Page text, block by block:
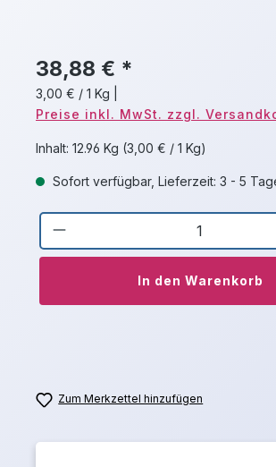
38,88 € *
3,00 € / 1 Kg
Preise inkl. MwSt. zzgl.
Inhalt: 12.96 Kg (3,00 € / 1 Kg)
Sofort verfügbar, Lieferzeit: 3 - 5
Produkt Anzahl: Gib
In den Warenkorb
Zum Merkzettel hinzufügen